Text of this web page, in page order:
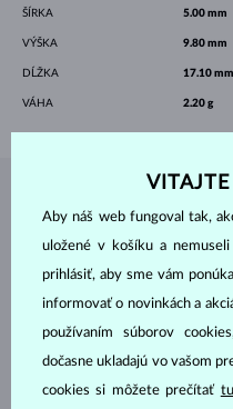
ŠÍRKA 5.00 mm
VÝŠKA 9.80 mm
DĹŽKA 17.10 mm
VÁHA 2.20 g
ŠPERKY Z
Aby náš web fungoval tak,
uložené v košíku a
prihlásiť, aby sme vám
informovať o novinkách a
používaním súborov
dočasne ukladajú vo vašom
cookies si môžete prečítať tu